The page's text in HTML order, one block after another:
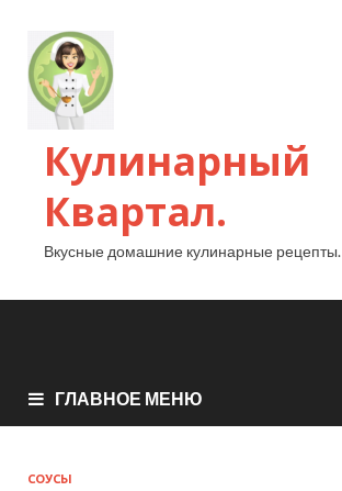
Кулинарный
Квартал.
Вкусные домашние кулинарные рецепты.
ГЛАВНОЕ МЕНЮ
СОУСЫ